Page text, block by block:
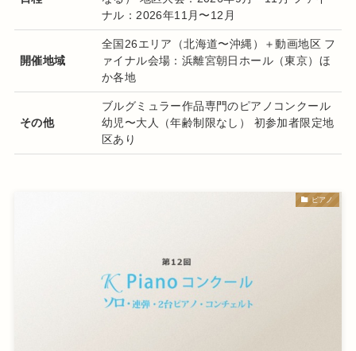
ナル：2026年11月〜12月
開催地域
全国26エリア（北海道〜沖縄）＋動画地区 フ
ァイナル会場：浜離宮朝日ホール（東京）ほ
か各地
その他
ブルグミュラー作品専門のピアノコンクール
幼児〜大人（年齢制限なし） 初参加者限定地
区あり
ピアノ